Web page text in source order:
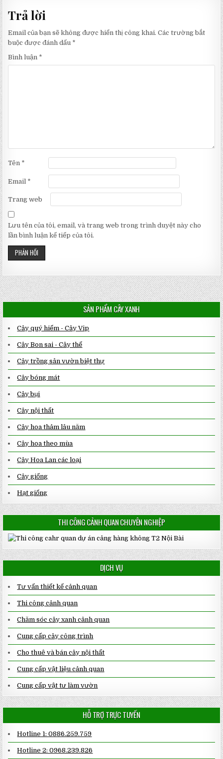
viết
Trả lời
Email của bạn sẽ không được hiển thị công khai. Các trường bắt
buộc được đánh dấu *
Bình luận *
Tên *
Email *
Trang web
Lưu tên của tôi, email, và trang web trong trình duyệt này cho
lần bình luận kế tiếp của tôi.
SẢN PHẨM CÂY XANH
Cây quý hiếm - Cây Vip
Cây Bon sai - Cây thế
Cây trồng sân vườn biệt thự
Cây bóng mát
Cây bụi
Cây nội thất
Cây hoa thảm lâu năm
Cây hoa theo mùa
Cây Hoa Lan các loại
Cây giống
Hạt giống
THI CÔNG CẢNH QUAN CHUYÊN NGHIỆP
DỊCH VỤ
Tư vấn thiết kế cảnh quan
Thi công cảnh quan
Chăm sóc cây xanh cảnh quan
Cung cấp cây công trình
Cho thuê và bán cây nội thất
Cung cấp vật liệu cảnh quan
Cung cấp vật tư làm vườn
HỖ TRỢ TRỰC TUYẾN
Hotline 1: 0886.259.759
Hotline 2: 0968.239.826